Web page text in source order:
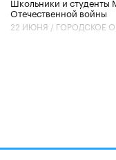
Отечественной войны
22 ИЮНЯ / ГОРОДСКОЕ